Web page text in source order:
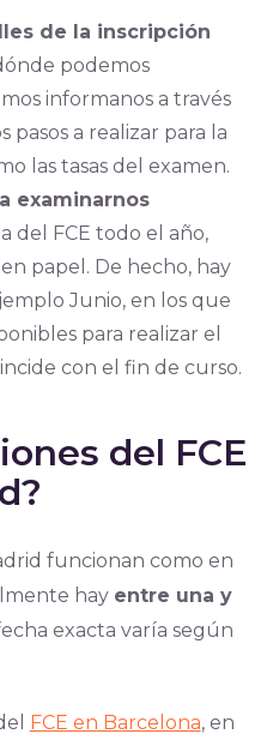
de la inscripción
podemos
informanos a través
pasos a realizar para la
las tasas del examen.
examinarnos
del FCE todo el año,
papel. De hecho, hay
Junio, en los que
para realizar el
con el fin de curso.
del FCE
funcionan como en
hay entre una y
exacta varía según
FCE en Barcelona, en